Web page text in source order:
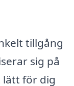
tillgång
sig på
för dig